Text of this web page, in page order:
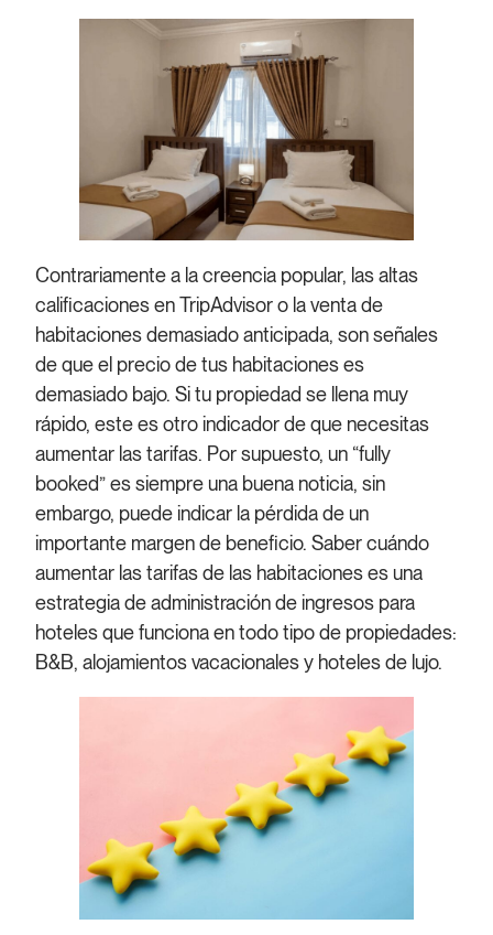
Contrariamente a la creencia popular, las altas
calificaciones en TripAdvisor o la venta de
habitaciones demasiado anticipada, son señales
de que el precio de tus habitaciones es
demasiado bajo. Si tu propiedad se llena muy
rápido, este es otro indicador de que necesitas
aumentar las tarifas. Por supuesto, un “fully
booked” es siempre una buena noticia, sin
embargo, puede indicar la pérdida de un
importante margen de beneficio. Saber cuándo
aumentar las tarifas de las habitaciones es una
estrategia de administración de ingresos para
hoteles que funciona en todo tipo de propiedades:
B&B, alojamientos vacacionales y hoteles de lujo.